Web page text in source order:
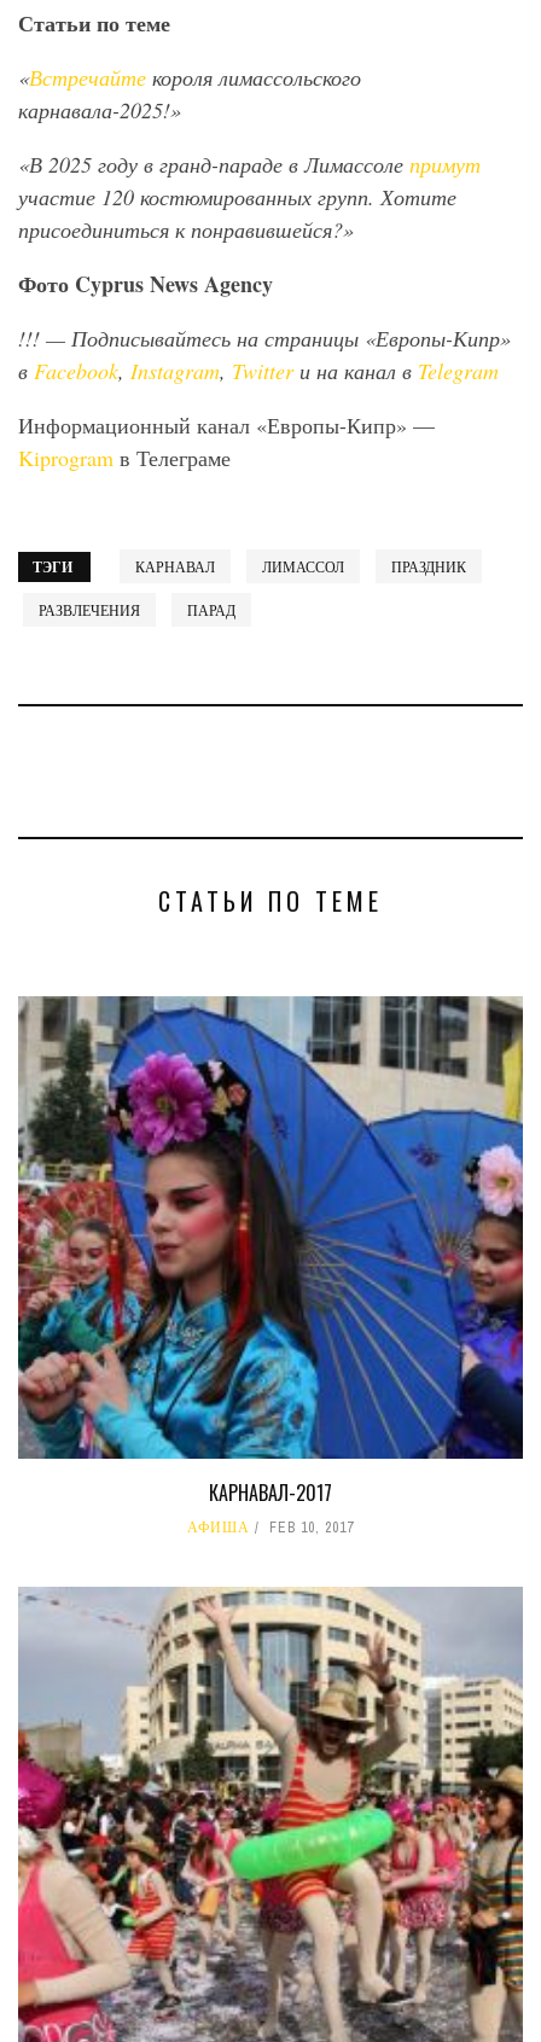
Статьи по теме
«Встречайте короля лимассольского
карнавала-2025!»
«В 2025 году в гранд-параде в Лимассоле примут
участие 120 костюмированных групп. Хотите
присоединиться к понравившейся?»
Фото CyprusNewsAgency
!!! — Подписывайтесь на страницы «Европы-Кипр»
в Facebook, Instagram, Twitterи на канал в Telegram
Информационный канал «Европы-Кипр» —
Kiprogram в Телеграме
ТЭГИ КАРНАВАЛ ЛИМАССОЛ ПРАЗДНИК
РАЗВЛЕЧЕНИЯ ПАРАД
СТАТЬИ ПО ТЕМЕ
КАРНАВАЛ-2017
АФИША FEB 10, 2017